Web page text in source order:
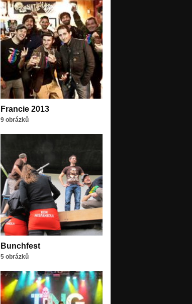
Francie 2013
9 obrázků
Bunchfest
5 obrázků